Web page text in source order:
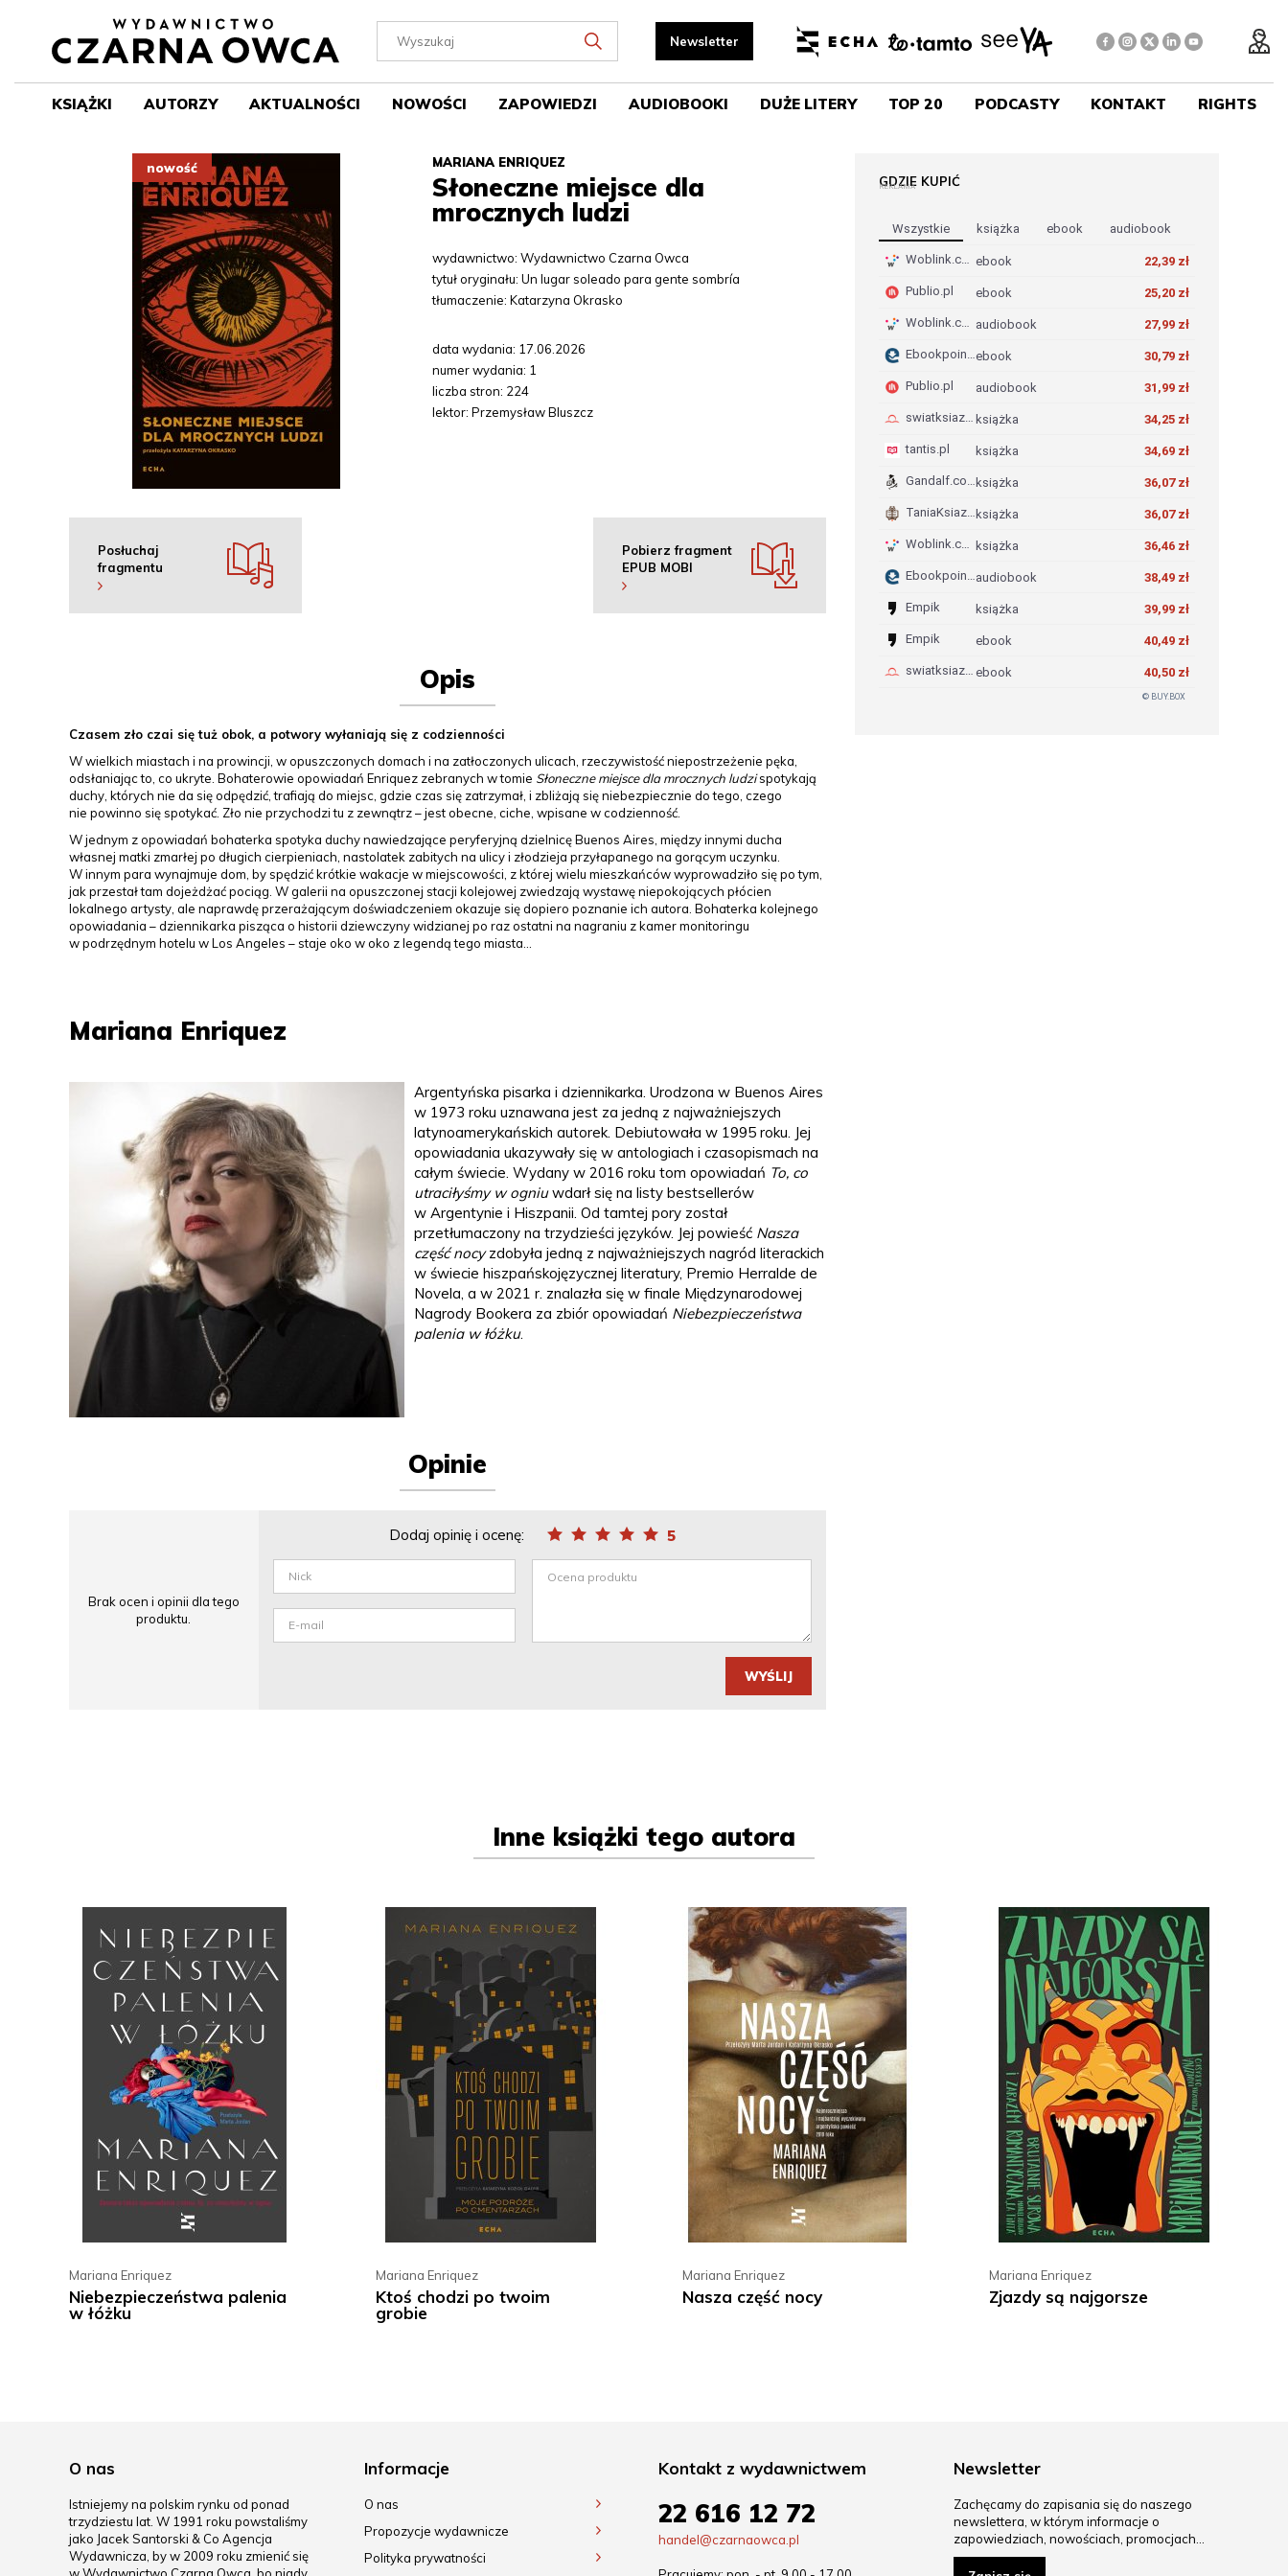
KSIĄŻKI AUTORZY AKTUALNOŚCI NOWOŚCI ZAPOWIEDZI AUDIOBOOKI DUŻE LITERY TOP 20 PODCASTY KONTAKT RIGHTS
MARIANA ENRIQUEZ
Słoneczne miejsce dla
mrocznych ludzi
Posłuchaj
fragmentu
Pobierz fragment
EPUB MOBI
wydawnictwo: Wydawnictwo Czarna Owca
tytuł oryginału: Un lugar soleado para gente sombría
tłumaczenie: Katarzyna Okrasko
data wydania: 17.06.2026
numer wydania: 1
liczba stron: 224
lektor: Przemysław Bluszcz
GDZIE KUPIĆ
REKLAMA
Wszystkie Książka Ebook Audiobook
Woblink.com ebook 22,39 zł
Publio.pl ebook 25,20 zł
Woblink.com audiobook 27,99 zł
Ebookpoint.pl ebook 30,79 zł
Publio.pl audiobook 31,99 zł
swiatksiazki.pl książka 34,25 zł
tantis.pl książka 34,69 zł
Gandalf.com.pl książka 36,07 zł
TaniaKsiazka.pl książka 36,07 zł
Woblink.com książka 36,46 zł
Ebookpoint.pl audiobook 38,49 zł
Empik książka 39,99 zł
Empik ebook 40,49 zł
swiatksiazki.pl ebook 40,50 zł
© BUY.BOX
Opis
Czasem zło czai się tuż obok, a potwory wyłaniają się z codzienności
W wielkich miastach i na prowincji, w opuszczonych domach i na zatłoczonych ulicach, rzeczywistość niepostrzeżenie pęka,
odsłaniając to, co ukryte. Bohaterowie opowiadań Enriquez zebranych w tomie Słoneczne miejsce dla mrocznych ludzispotykają
duchy, których nie da się odpędzić, trafiają do miejsc, gdzie czas się zatrzymał, i zbliżają się niebezpiecznie do tego, czego
nie powinno się spotykać. Zło nie przychodzi tu z zewnątrz – jest obecne, ciche, wpisane w codzienność.
W jednym z opowiadań bohaterka spotyka duchy nawiedzające peryferyjną dzielnicę Buenos Aires, między innymi ducha
własnej matki zmarłej po długich cierpieniach, nastolatek zabitych na ulicy i złodzieja przyłapanego na gorącym uczynku.
W innym para wynajmuje dom, by spędzić krótkie wakacje w miejscowości, z której wielu mieszkańców wyprowadziło się po tym,
jak przestał tam dojeżdżać pociąg. W galerii na opuszczonej stacji kolejowej zwiedzają wystawę niepokojących płócien
lokalnego artysty, ale naprawdę przerażającym doświadczeniem okazuje się dopiero poznanie ich autora. Bohaterka kolejnego
opowiadania – dziennikarka pisząca o historii dziewczyny widzianej po raz ostatni na nagraniu z kamer monitoringu
w podrzędnym hotelu w Los Angeles – staje oko w oko z legendą tego miasta…
Mariana Enriquez
Argentyńska pisarka i dziennikarka. Urodzona w Buenos Aires
w 1973 roku uznawana jest za jedną z najważniejszych
latynoamerykańskich autorek. Debiutowała w 1995 roku. Jej
opowiadania ukazywały się w antologiach i czasopismach na
całym świecie. Wydany w 2016 roku tom opowiadań To, co
utraciłyśmy w ogniuwdarł się na listy bestsellerów
w Argentynie i Hiszpanii. Od tamtej pory został
przetłumaczony na trzydzieści języków. Jej powieść Nasza
część nocyzdobyła jedną z najważniejszych nagród literackich
w świecie hiszpańskojęzycznej literatury, Premio Herralde de
Novela, a w 2021 r. znalazła się w finale Międzynarodowej
Nagrody Bookera za zbiór opowiadań Niebezpieczeństwa
palenia w łóżku.
Opinie
Brak ocen i opinii dla tego
produktu.
Dodaj opinię i ocenę: 5
WYŚLIJ
Inne książki tego autora
Mariana Enriquez
Niebezpieczeństwa palenia
w łóżku
Mariana Enriquez
Ktoś chodzi po twoim
grobie
Mariana Enriquez
Nasza część nocy
Mariana Enriquez
Zjazdy są najgorsze
O nas
Istniejemy na polskim rynku od ponad
trzydziestu lat. W 1991 roku powstaliśmy
jako Jacek Santorski & Co Agencja
Wydawnicza, by w 2009 roku zmienić się
Informacje
O nas
Propozycje wydawnicze
Polityka prywatności
Kontakt z wydawnictwem
22 616 12 72
handel@czarnaowca.pl
Newsletter
Zachęcamy do zapisania się do naszego
newslettera, w którym informacje o
zapowiedziach, nowościach, promocjach…